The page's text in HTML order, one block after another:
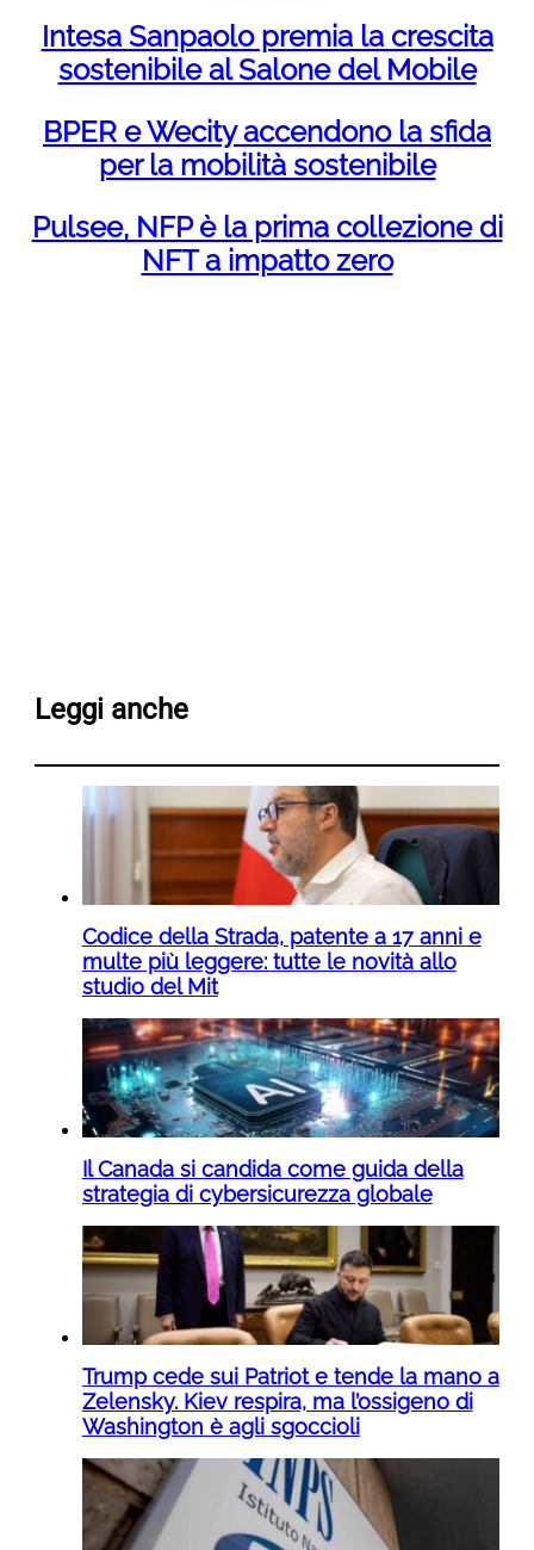
Intesa Sanpaolo premia la crescita
sostenibile al Salone del Mobile
BPER e Wecity accendono la sfida
per la mobilità sostenibile
Pulsee, NFP è la prima collezione di
NFT a impatto zero
Leggi anche
Codice della Strada, patente a 17 anni e
multe più leggere: tutte le novità allo
studio del Mit
Il Canada si candida come guida della
strategia di cybersicurezza globale
Trump cede sui Patriot e tende la mano a
Zelensky. Kiev respira, ma l’ossigeno di
Washington è agli sgoccioli